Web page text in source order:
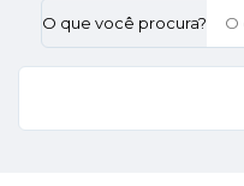
O que você procura?